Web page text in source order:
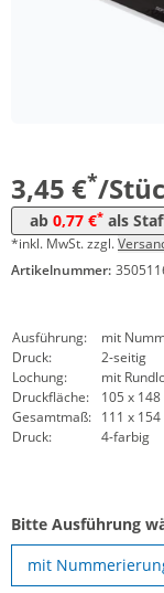
3,45 €*/
ab 0,77 €* als
ab 250 Stück
ab 600 Stück
ab 800 Stück
ab 1000 Stück
*inkl. MwSt. zzgl.
Artikelnummer:
Ausführung:
mit
Druck:
2-seitig
Lochung:
mit
Druckfläche:
105 x
Gesamtmaß: 111 x
Druck:
4-farbig
Bitte Ausführung
mit